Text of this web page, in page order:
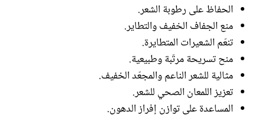
الحفاظ على رطوبة الشعر.
منع الجفاف الخفيف والتطاير.
تنعّم الشعيرات المتطايرة.
منح تسريحة مرتّبة وطبيعية.
مثالية للشعر الناعم والمجعّد الخفيف.
تعزيز اللمعان الصحي للشعر.
المساعدة على توازن إفراز الدهون.